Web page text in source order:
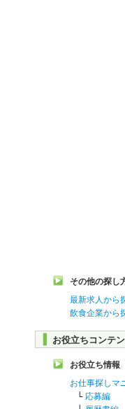
その他の探し
最新求人から
飲食企業から
お役立ちコンテ
お役立ち情報
お仕事探しマ
└ 応募編